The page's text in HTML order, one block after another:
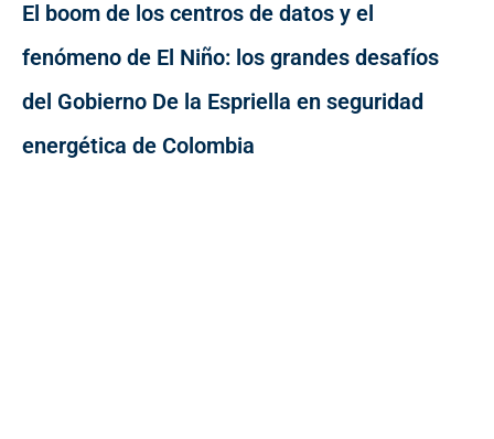
El boom de los centros de datos y el
fenómeno de El Niño: los grandes desafíos
del Gobierno De la Espriella en seguridad
energética de Colombia